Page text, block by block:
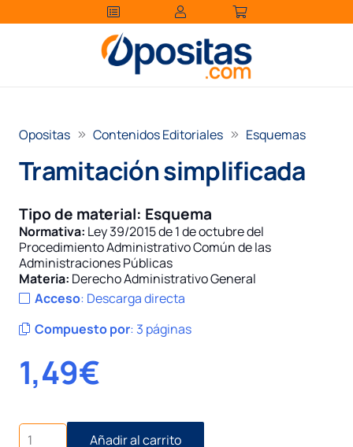
Opositas Contenidos Editoriales Esquemas
Tramitación simplificada
Tipo de material: Esquema
Normativa: Ley 39/2015 de 1 de octubre del
Procedimiento Administrativo Común de las
Administraciones Públicas
Materia: Derecho Administrativo General
Acceso: Descarga directa
Compuesto por: 3 páginas
1,49€
Tramitación
Añadir al carrito